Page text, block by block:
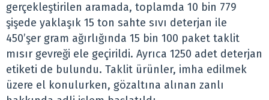
gerçekleştirilen aramada, toplamda 10 bin 779
şişede yaklaşık 15 ton sahte sıvı deterjan ile
450’şer gram ağırlığında 15 bin 100 paket taklit
mısır gevreği ele geçirildi. Ayrıca 1250 adet deterjan
etiketi de bulundu. Taklit ürünler, imha edilmek
üzere el konulurken, gözaltına alınan zanlı